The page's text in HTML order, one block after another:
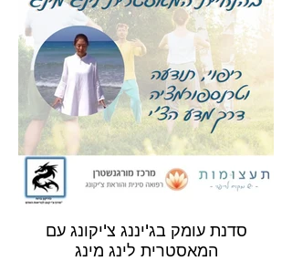
סדנת עומק בג'יננג צ'יקונג עם
המאסטרית לינג מינג